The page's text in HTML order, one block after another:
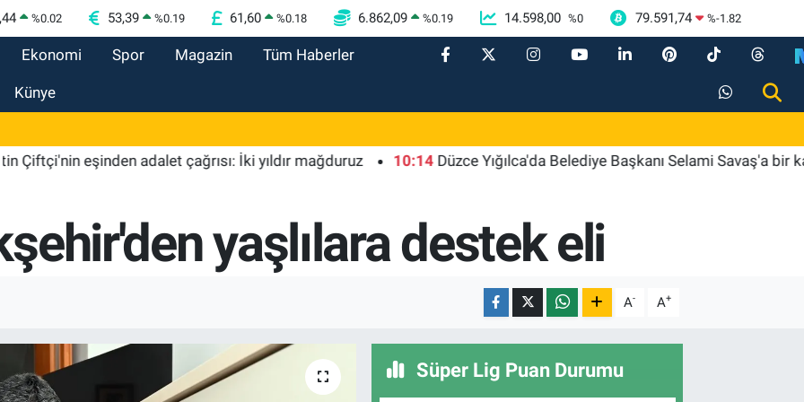
%0.02 53,39 %0.19 61,60 %0.18 6.862,09 %0.19 14.598,00 %0 79.591,74 %-1.82
Ekonomi Spor Magazin Tüm Haberler
Künye
eşinden adalet çağrısı: İki yıldır mağduruz 10:14 Düzce Yığılca'da Belediye Başkanı Selami Savaş'a bir kapı
yaşlılara destek eli
A- A+
Süper Lig Puan Durumu